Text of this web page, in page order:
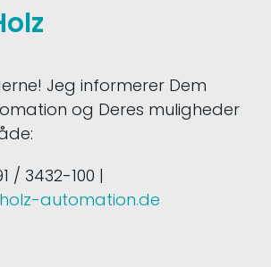
Jeg informerer Dem
og Deres muligheder
/ 3432-100 |
automation.de